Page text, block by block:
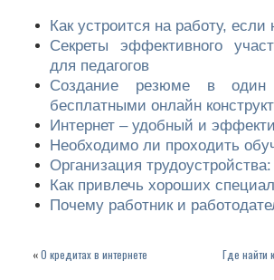
Как устроится на работу,
Секреты эффективного
для педагогов
Создание резюме в
бесплатными онлайн
Интернет – удобный и
Необходимо ли проходить
Организация
Как привлечь хороших
Почему работник и
«О кредитах в интернете Где найти